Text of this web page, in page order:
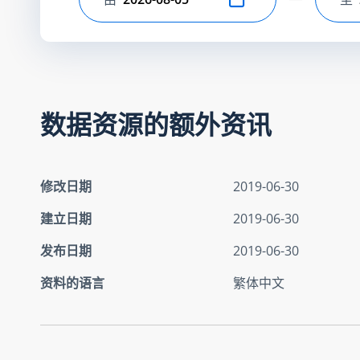
选择开始日期 选
数据资源的额外资讯
修改日期
2019-06-30
建立日期
2019-06-30
发布日期
2019-06-30
资料的语言
繁体中文